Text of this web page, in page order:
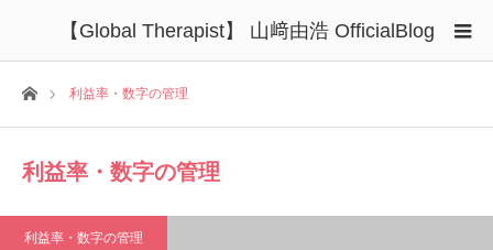
【Global Therapist】 山﨑由浩 OfficialBlog
ホーム利益率・数字の管理
利益率・数字の管理
利益率・数字の管理